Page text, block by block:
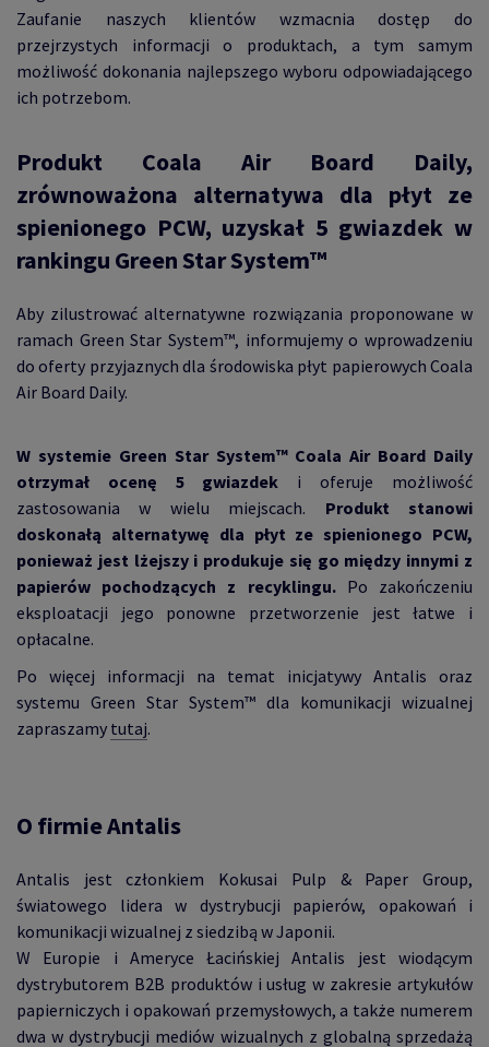
Zaufanie naszych klientów wzmacnia dostęp do
przejrzystych informacji o produktach, a tym samym
możliwość dokonania najlepszego wyboru odpowiadającego
ich potrzebom.
Produkt Coala Air Board Daily,
zrównoważona alternatywa dla płyt ze
spienionego PCW, uzyskał 5 gwiazdek w
rankingu Green Star System™
Aby zilustrować alternatywne rozwiązania proponowane w
ramach Green Star System™, informujemy o wprowadzeniu
do oferty przyjaznych dla środowiska płyt papierowych Coala
Air Board Daily.
W systemie Green Star System™ Coala Air Board Daily
otrzymał ocenę 5 gwiazdek i oferuje możliwość
zastosowania w wielu miejscach. Produkt stanowi
doskonałą alternatywę dla płyt ze spienionego PCW,
ponieważ jest lżejszy i produkuje się go między innymi z
papierów pochodzących z recyklingu.Po zakończeniu
eksploatacji jego ponowne przetworzenie jest łatwe i
opłacalne.
Po więcej informacji na temat inicjatywy Antalis oraz
systemu Green Star System™ dla komunikacji wizualnej
zapraszamy tutaj.
O firmie Antalis
Antalis jest członkiem Kokusai Pulp & Paper Group,
światowego lidera w dystrybucji papierów, opakowań i
komunikacji wizualnej z siedzibą w Japonii.
W Europie i Ameryce Łacińskiej Antalis jest wiodącym
dystrybutorem B2B produktów i usług w zakresie artykułów
papierniczych i opakowań przemysłowych, a także numerem
dwa w dystrybucji mediów wizualnych z globalną sprzedażą